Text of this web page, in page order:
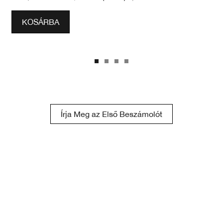
KOSÁRBA
Írja Meg az Első Beszámolót